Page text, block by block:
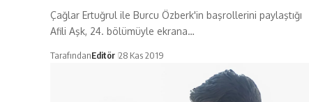
Çağlar Ertuğrul ile Burcu Özberk'in başrollerini paylaştığı
Afili Aşk, 24. bölümüyle ekrana…
TarafındanEditör 28 Kas 2019